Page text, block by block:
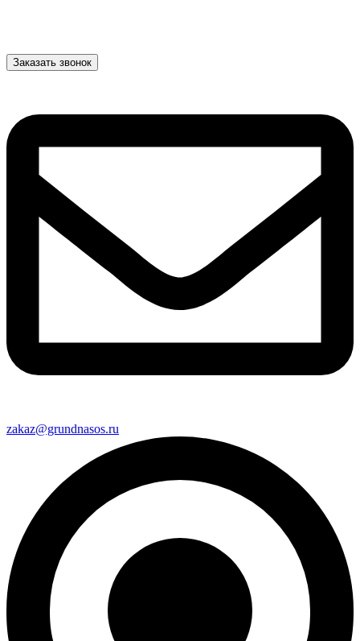
Заказать звонок
zakaz@grundnasos.ru